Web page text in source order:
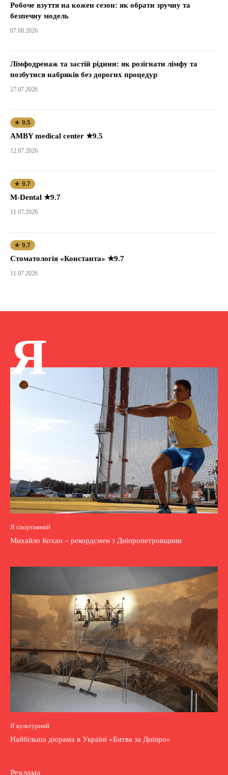
Робоче взуття на кожен сезон: як обрати зручну та
безпечну модель
07.08.2026
Лімфодренаж та застій рідини: як розігнати лімфу та
позбутися набряків без дорогих процедур
27.07.2026
★ 9.5
AMBY medical center ★9.5
12.07.2026
★ 9.7
M-Dental ★9.7
11.07.2026
★ 9.7
Стоматологія «Константа» ★9.7
11.07.2026
Я
Я спортивний
Михайло Кохан – рекордсмен з Дніпропетровщини
Я культурний
Найбільша діорама в Україні «Битва за Дніпро»
Реклама